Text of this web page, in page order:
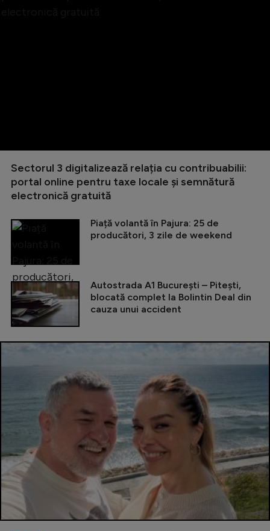
Sectorul 3 digitalizează relația cu contribuabilii:
portal online pentru taxe locale și semnătură
electronică gratuită
Piață volantă în Pajura: 25 de
producători, 3 zile de weekend
Autostrada A1 București – Pitești,
blocată complet la Bolintin Deal din
cauza unui accident